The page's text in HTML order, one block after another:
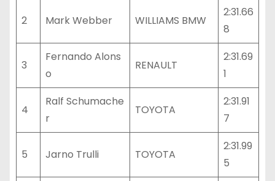
2 Mark Webber WILLIAMS BMW
2:31.66
8
3
Fernando Alons
o
RENAULT
2:31.69
1
4
Ralf Schumache
r
TOYOTA
2:31.91
7
5 Jarno Trulli TOYOTA
2:31.99
5